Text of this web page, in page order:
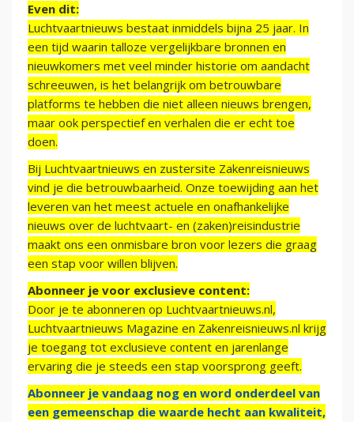
Even dit:
Luchtvaartnieuws bestaat inmiddels bijna 25 jaar. In
een tijd waarin talloze vergelijkbare bronnen en
nieuwkomers met veel minder historie om aandacht
schreeuwen, is het belangrijk om betrouwbare
platforms te hebben die niet alleen nieuws brengen,
maar ook perspectief en verhalen die er echt toe
doen.
Bij Luchtvaartnieuws en zustersite Zakenreisnieuws
vind je die betrouwbaarheid. Onze toewijding aan het
leveren van het meest actuele en onafhankelijke
nieuws over de luchtvaart- en (zaken)reisindustrie
maakt ons een onmisbare bron voor lezers die graag
een stap voor willen blijven.
Abonneer je voor exclusieve content:
Door je te abonneren op Luchtvaartnieuws.nl,
Luchtvaartnieuws Magazine en Zakenreisnieuws.nl krijg
je toegang tot exclusieve content en jarenlange
ervaring die je steeds een stap voorsprong geeft.
Abonneer je vandaag nog en word onderdeel van
een gemeenschap die waarde hecht aan kwaliteit,